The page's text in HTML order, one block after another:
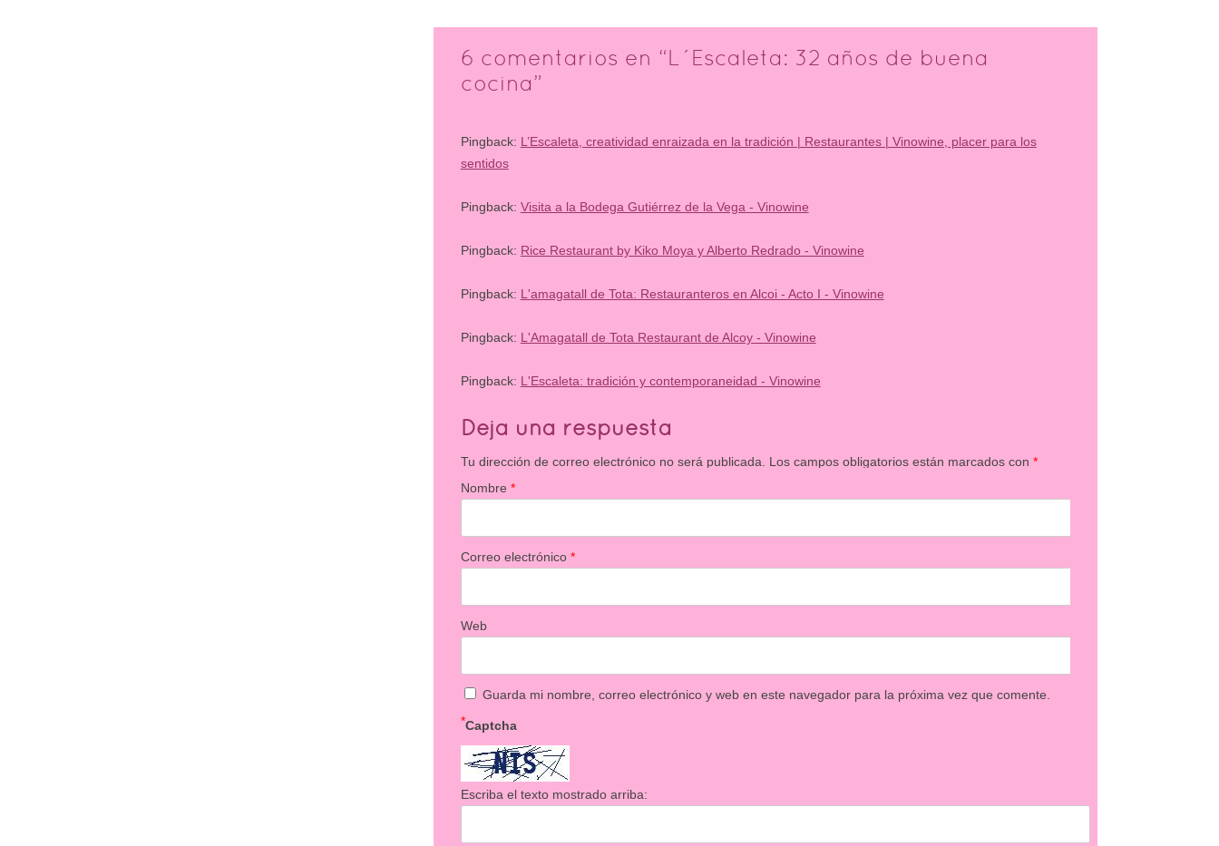
6 comentarios en “ L´Escaleta: 32 años de buena
cocina”
Pingback: L’Escaleta, creatividad enraizada en la tradición | Restaurantes | Vinowine, placer para los
sentidos
Pingback: Visita a la Bodega Gutiérrez de la Vega - Vinowine
Pingback: Rice Restaurant by Kiko Moya y Alberto Redrado - Vinowine
Pingback: L'amagatall de Tota: Restauranteros en Alcoi - Acto I - Vinowine
Pingback: L'Amagatall de Tota Restaurant de Alcoy - Vinowine
Pingback: L'Escaleta: tradición y contemporaneidad - Vinowine
Deja una respuesta
Tu dirección de correo electrónico no será publicada. Los campos obligatorios están marcados con *
Nombre *
Correo electrónico *
Web
Guarda mi nombre, correo electrónico y web en este navegador para la próxima vez que comente.
Captcha
*
Escriba el texto mostrado arriba: